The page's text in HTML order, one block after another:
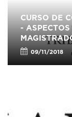
CURSO DE
-
09/11/2018